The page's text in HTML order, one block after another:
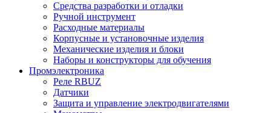
Средства разработки и отладки
Ручной инструмент
Расходные материалы
Корпусные и установочные изделия
Механические изделия и блоки
Наборы и конструкторы для обучения
Промэлектроника
Реле RBUZ
Датчики
Защита и управление электродвигателями